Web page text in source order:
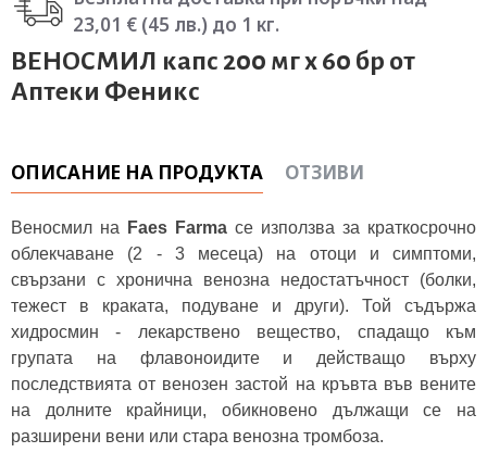
23,01 € (45 лв.) до 1 кг.
ВЕНОСМИЛ капс 200 мг х 60 бр от
Аптеки Феникс
ОПИСАНИЕ НА ПРОДУКТА ОТЗИВИ
Веносмил на Faes Farma се използва за краткосрочно
облекчаване (2 - 3 месеца) на отоци и симптоми,
свързани с хронична венозна недостатъчност (болки,
тежест в краката, подуване и други). Той съдържа
хидросмин - лекарствено вещество, спадащо към
групата на флавоноидите и действащо върху
последствията от венозен застой на кръвта във вените
на долните крайници, обикновено дължащи се на
разширени вени или стара венозна тромбоза.